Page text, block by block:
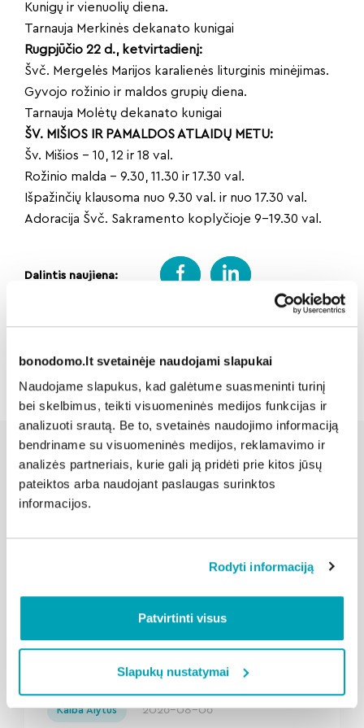
bonodomo.lt svetainėje naudojami slapukai
Naudojame slapukus, kad galėtume suasmeninti turinį
bei skelbimus, teikti visuomeninės medijos funkcijas ir
analizuoti srautą. Be to, svetainės naudojimo informaciją
bendriname su visuomeninės medijos, reklamavimo ir
analizės partneriais, kurie gali ją pridėti prie kitos jūsų
pateiktos arba naudojant paslaugas surinktos
informacijos.
Rodyti informaciją
Patvirtinti visus
Slapukų nustatymai
Kunigų ir vienuolių diena.
Tarnauja Merkinės dekanato kunigai
Rugpjūčio 22 d., ketvirtadienį:
Švč. Mergelės Marijos karalienės liturginis minėjimas.
Gyvojo rožinio ir maldos grupių diena.
Tarnauja Molėtų dekanato kunigai
ŠV. MIŠIOS IR PAMALDOS ATLAIDŲ METU:
Šv. Mišios – 10, 12 ir 18 val.
Rožinio malda – 9.30, 11.30 ir 17.30 val.
Išpažinčių klausoma nuo 9.30 val. ir nuo 17.30 val.
Adoracija Švč. Sakramento koplyčioje 9–19.30 val.
Dalintis naujiena:
Susijusios naujienos
" loading="lazy"/>
Kalba Alytus 2026-08-06